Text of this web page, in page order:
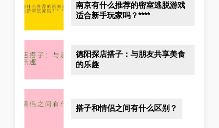
南京有什么推荐的密室逃脱游戏
适合新手玩家吗？****
德阳探店搭子：与朋友共享美食
的乐趣
搭子和情侣之间有什么区别？